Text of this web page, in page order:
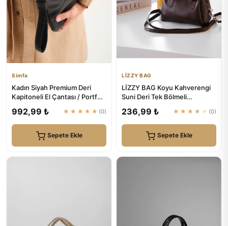
Simfa
Kadın Siyah Premium Deri
Kapitoneli El Çantası / Portföy
992,99 ₺ ★★★★★ (0)
Sepete Ekle
LİZZY BAG
LİZZY BAG Koyu Kahverengi
Suni Deri Tek Bölmeli
236,99 ₺ ★★★★★ (0)
Sepete Ekle